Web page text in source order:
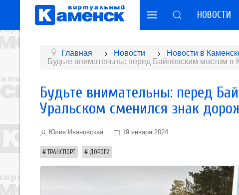
НОВОСТИ
Главная Новости
Новости в
Будьте внимательны: перед Байновским мостом
Будьте внимательны: перед
Уральском сменился знак
Юлия Ивановская 19 января 2024
ТРАНСПОРТ ДОРОГИ